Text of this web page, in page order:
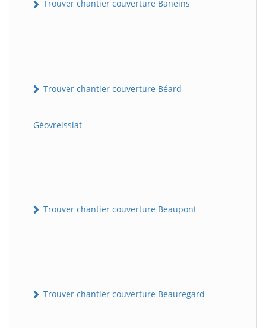
Trouver chantier couverture Baneins
Trouver chantier couverture Béard-
Géovreissiat
Trouver chantier couverture Beaupont
Trouver chantier couverture Beauregard